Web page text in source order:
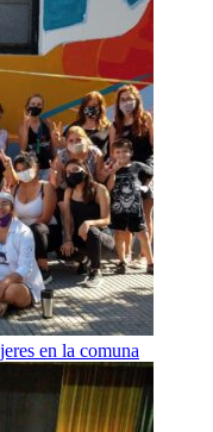
en la comuna